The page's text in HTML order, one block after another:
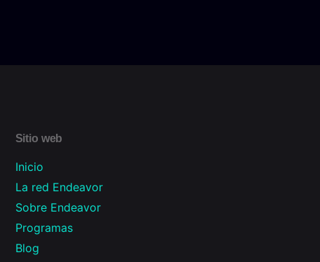
Sitio web
Inicio
La red Endeavor
Sobre Endeavor
Programas
Blog